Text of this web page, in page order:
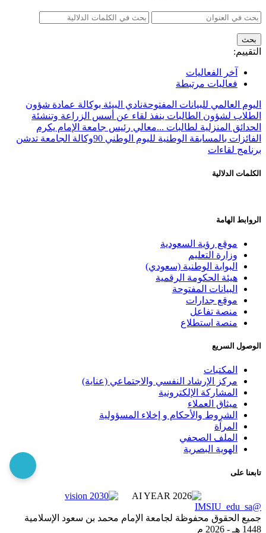
التقييم:
آخر الفعاليات
فعاليات مرتبطة
اليوم العالمي للبيانات المفتوحةنادي البيئة بوكالة عمادة شؤون
الطلاب لشؤون الطالبات ينفذ لقاء عن أسس الزراعة وتنشئة
الحدائق المنزلية لطالبات ...معالي رئيس جامعة الإمام يكرم
الفائزات بالمسابقة الوطنية لليوم الوطني 90
وكالة الجامعة تدشن
برنامج لقاءات
الكلمات الدلالية
الروابط الهامة
موقع رؤية السعودية
وزارة التعليم
البوابة الوطنية (سعودي)
هيئة الحكومة الرقمية
البيانات المفتوحة
موقع جدارات
منصة تفاعل
منصة استطلاع
الوصول السريع
المكتبات
مركز الإرشاد النفسي والاجتماعي (عناية)
المشاركة الإلكترونية
ميثاق العملاء
الشروط والأحكام و إخلاء المسؤولية
المرآة
الملف الصحفي
الهوية البصرية
تابعنا على
@IMSIU_edu_sa
جميع الحقوق محفوظة لجامعة الإمام محمد بن سعود الإسلامية
1448 هـ -
2026 م